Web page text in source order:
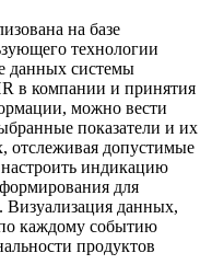
на базе
технологии
данных системы
в компании и принятия
можно вести
показатели и их
отслеживая допустимые
индикацию
для
Визуализация данных,
каждому событию
продуктов